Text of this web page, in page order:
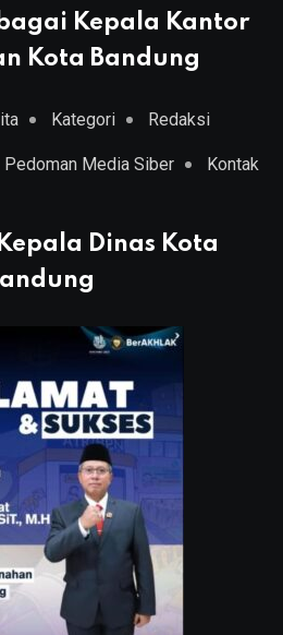
Kepala Kantor
Kota Bandung
Kategori Redaksi
Pedoman Media Siber Kontak
Dinas Kota